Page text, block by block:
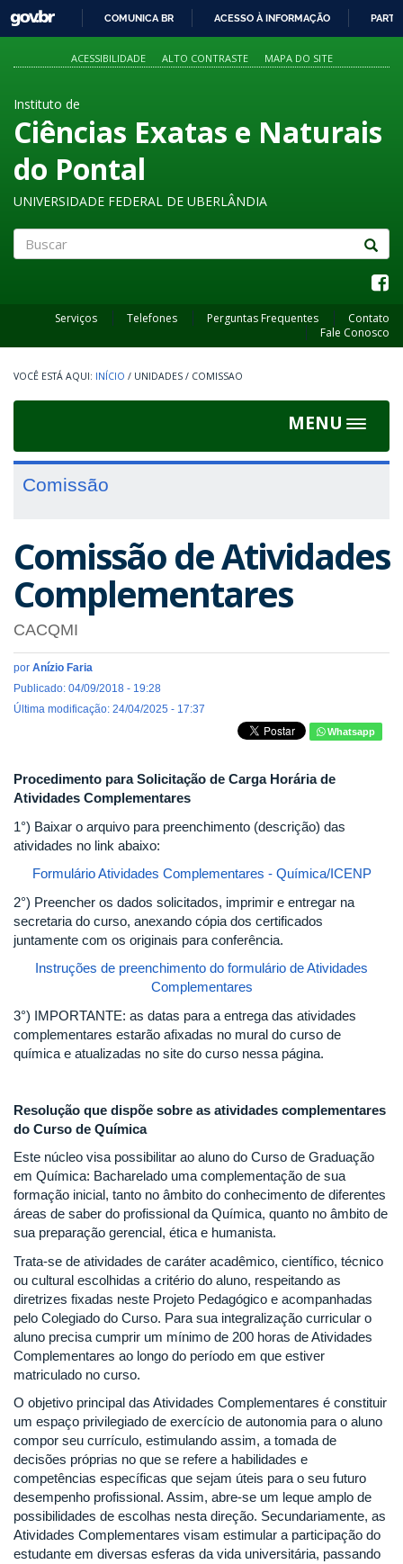
PARA
O
GOVBR
COMUNICA BR ACESSO À INFORMAÇÃO
ACESSIBILIDADE ALTO CONTRASTE MAPA DO SITE
Instituto de
Ciências Exatas e Naturais
do Pontal
UNIVERSIDADE FEDERAL DE UBERLÂNDIA
Serviços Telefones Perguntas Frequentes
Contato
Fale Conosco
INÍCIO / UNIDADES / COMISSAO
MENU
Toggle
Comissão
Comissão de Atividades
Complementares
CACQMI
por Anízio Faria
Publicado: 04/09/2018 - 19:28
Última modificação: 24/04/2025 - 17:37
Whatsapp
Procedimento para Solicitação de Carga Horária de
Atividades Complementares
1°) Baixar o arquivo para preenchimento (descrição) das
atividades no link abaixo:
Formulário Atividades Complementares - Química/ICENP
2°) Preencher os dados solicitados, imprimir e entregar na
secretaria do curso, anexando cópia dos certificados
juntamente com os originais para conferência.
Instruções de preenchimento do formulário de Atividades
Complementares
3°) IMPORTANTE: as datas para a entrega das atividades
complementares estarão afixadas no mural do curso de
química e atualizadas no site do curso nessa página.
Resolução que dispõe sobre as atividades complementares
do Curso de Química
Este núcleo visa possibilitar ao aluno do Curso de Graduação
em Química: Bacharelado uma complementação de sua
formação inicial, tanto no âmbito do conhecimento de diferentes
áreas de saber do profissional da Química, quanto no âmbito de
sua preparação gerencial, ética e humanista.
Trata-se de atividades de caráter acadêmico, científico, técnico
ou cultural escolhidas a critério do aluno, respeitando as
diretrizes fixadas neste Projeto Pedagógico e acompanhadas
pelo Colegiado do Curso. Para sua integralização curricular o
aluno precisa cumprir um mínimo de 200 horas de Atividades
Complementares ao longo do período em que estiver
matriculado no curso.
O objetivo principal das Atividades Complementares é constituir
um espaço privilegiado de exercício de autonomia para o aluno
compor seu currículo, estimulando assim, a tomada de
decisões próprias no que se refere a habilidades e
competências específicas que sejam úteis para o seu futuro
desempenho profissional. Assim, abre-se um leque amplo de
possibilidades de escolhas nesta direção. Secundariamente, as
Atividades Complementares visam estimular a participação do
estudante em diversas esferas da vida universitária, passando